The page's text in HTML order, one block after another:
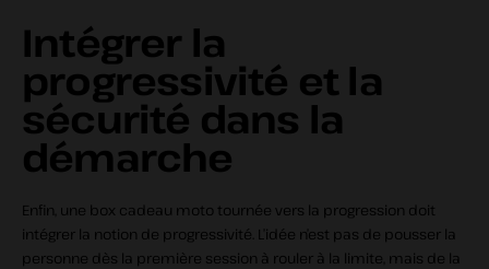
Intégrer la
progressivité et la
sécurité dans la
démarche
Enfin, une box cadeau moto tournée vers la progression doit
intégrer la notion de progressivité. L’idée n’est pas de pousser la
personne dès la première session à rouler à la limite, mais de la